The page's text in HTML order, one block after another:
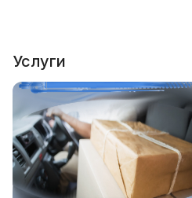
Услуги